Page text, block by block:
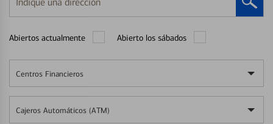
Indique
una
Abiertos actualmente Abierto los sábados
Centros Financieros
Cajeros Automáticos (ATM)